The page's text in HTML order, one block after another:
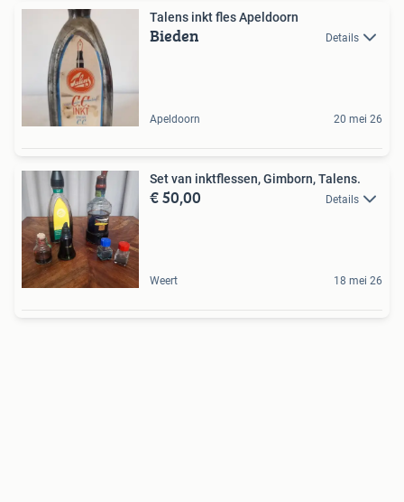
Talens inkt fles Apeldoorn
Bieden Details
Apeldoorn 20 mei 26
Set van inktflessen, Gimborn, Talens.
€ 50,00 Details
Weert 18 mei 26